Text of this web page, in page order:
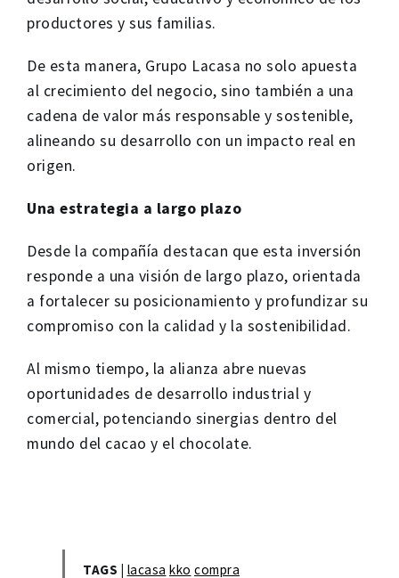
productores y sus familias.
De esta manera, Grupo Lacasa no solo apuesta
al crecimiento del negocio, sino también a una
cadena de valor más responsable y sostenible,
alineando su desarrollo con un impacto real en
origen.
Una estrategia a largo plazo
Desde la compañía destacan que esta inversión
responde a una visión de largo plazo, orientada
a fortalecer su posicionamiento y profundizar su
compromiso con la calidad y la sostenibilidad.
Al mismo tiempo, la alianza abre nuevas
oportunidades de desarrollo industrial y
comercial, potenciando sinergias dentro del
mundo del cacao y el chocolate.
TAGS | lacasa kko compra